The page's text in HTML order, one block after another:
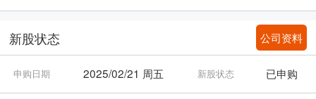
新股状态 公司资料
申购日期 2025/02/21 周五 新股状态 已申购